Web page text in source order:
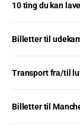
10 ting du kan
Billetter til
Transport fra/til
Billetter til